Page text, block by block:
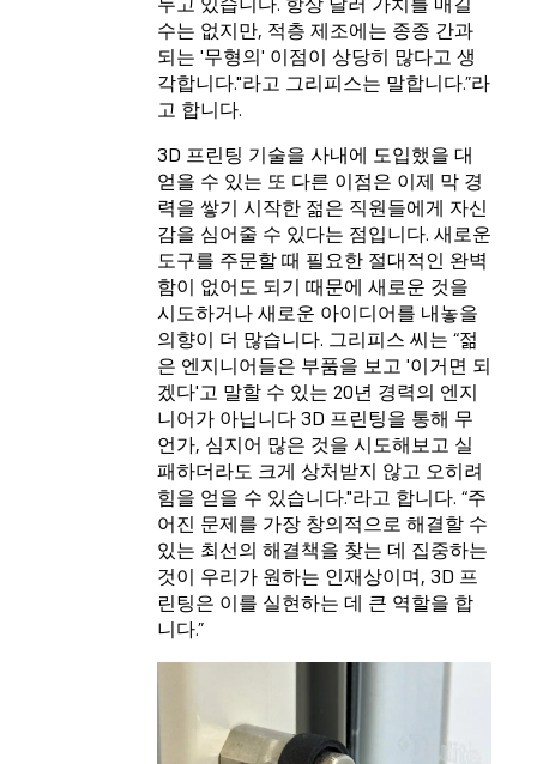
수는 없지만, 적층 제조에는 종종 간과
되는 '무형의' 이점이 상당히 많다고 생
각합니다."라고 그리피스는 말합니다.”라
고 합니다.
3D 프린팅 기술을 사내에 도입했을 대
얻을 수 있는 또 다른 이점은 이제 막 경
력을 쌓기 시작한 젊은 직원들에게 자신
감을 심어줄 수 있다는 점입니다. 새로운
도구를 주문할 때 필요한 절대적인 완벽
함이 없어도 되기 때문에 새로운 것을
시도하거나 새로운 아이디어를 내놓을
의향이 더 많습니다. 그리피스 씨는 “젊
은 엔지니어들은 부품을 보고 '이거면 되
겠다'고 말할 수 있는 20년 경력의 엔지
니어가 아닙니다 3D 프린팅을 통해 무
언가, 심지어 많은 것을 시도해보고 실
패하더라도 크게 상처받지 않고 오히려
힘을 얻을 수 있습니다."라고 합니다. “주
어진 문제를 가장 창의적으로 해결할 수
있는 최선의 해결책을 찾는 데 집중하는
것이 우리가 원하는 인재상이며, 3D 프
린팅은 이를 실현하는 데 큰 역할을 합
니다.”